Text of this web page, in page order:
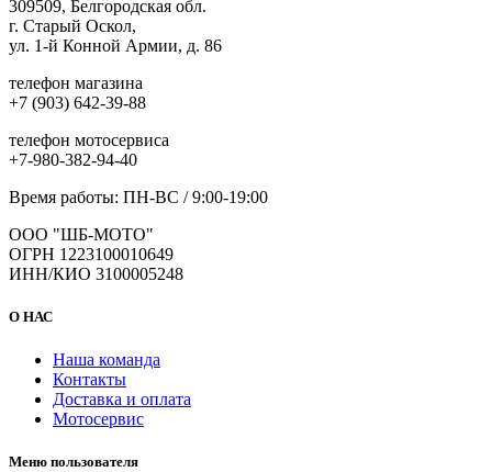
309509, Белгородская обл.
г. Старый Оскол,
ул. 1-й Конной Армии, д. 86
телефон магазина
+7 (903) 642-39-88
телефон мотосервиса
+7-980-382-94-40
Время работы: ПН-ВС / 9:00-19:00
ООО "ШБ-МОТО"
ОГРН 1223100010649
ИНН/КИО 3100005248
О НАС
Наша команда
Контакты
Доставка и оплата
Мотосервис
Меню пользователя